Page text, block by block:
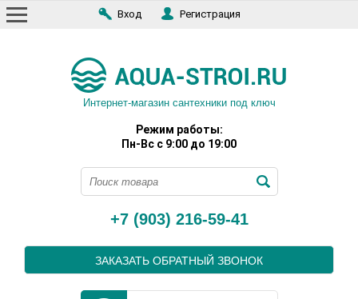
Вход Регистрация
Интернет-магазин сантехники под ключ
Режим работы:
Пн-Вс с 9:00 до 19:00
+7 (903) 216-59-41
ЗАКАЗАТЬ ОБРАТНЫЙ ЗВОНОК